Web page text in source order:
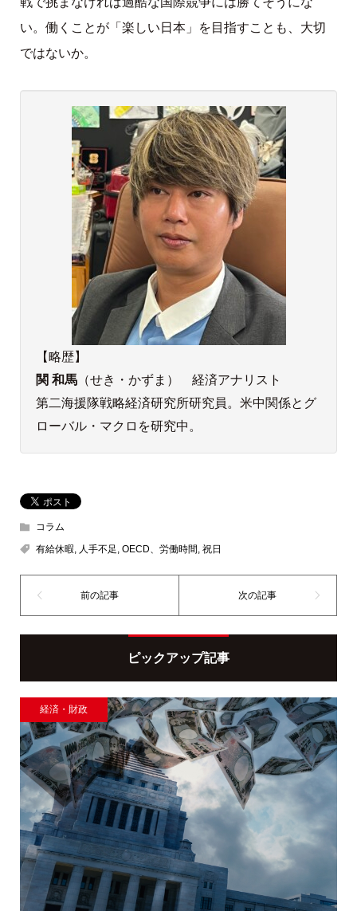
い。働くことが「楽しい日本」を目指すことも、大切
ではないか。
【略歴】
関 和馬（せき・かずま） 経済アナリスト
第二海援隊戦略経済研究所研究員。米中関係とグ
ローバル・マクロを研究中。
コラム
有給休暇, 人手不足 , OECD、労働時間, 祝日
ピックアップ記事
経済・財政